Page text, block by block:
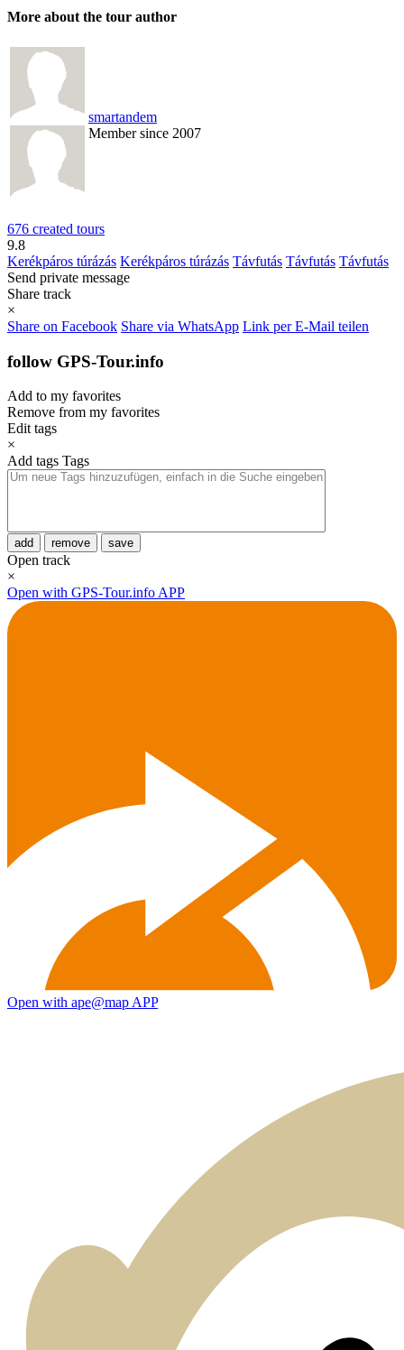
More about the tour author
smartandem
Member since 2007
676 created tours
9.8
Kerékpáros túrázás Kerékpáros túrázás Távfutás Távfutás Távfutás
Send private message
Share track
×
Share on Facebook Share via WhatsApp Link per E-Mail teilen
follow GPS-Tour.info
Add to my favorites
Remove from my favorites
Edit tags
×
Add tags Tags
add remove save
Open track
×
Open with GPS-Tour.info APP
Open with ape@map APP